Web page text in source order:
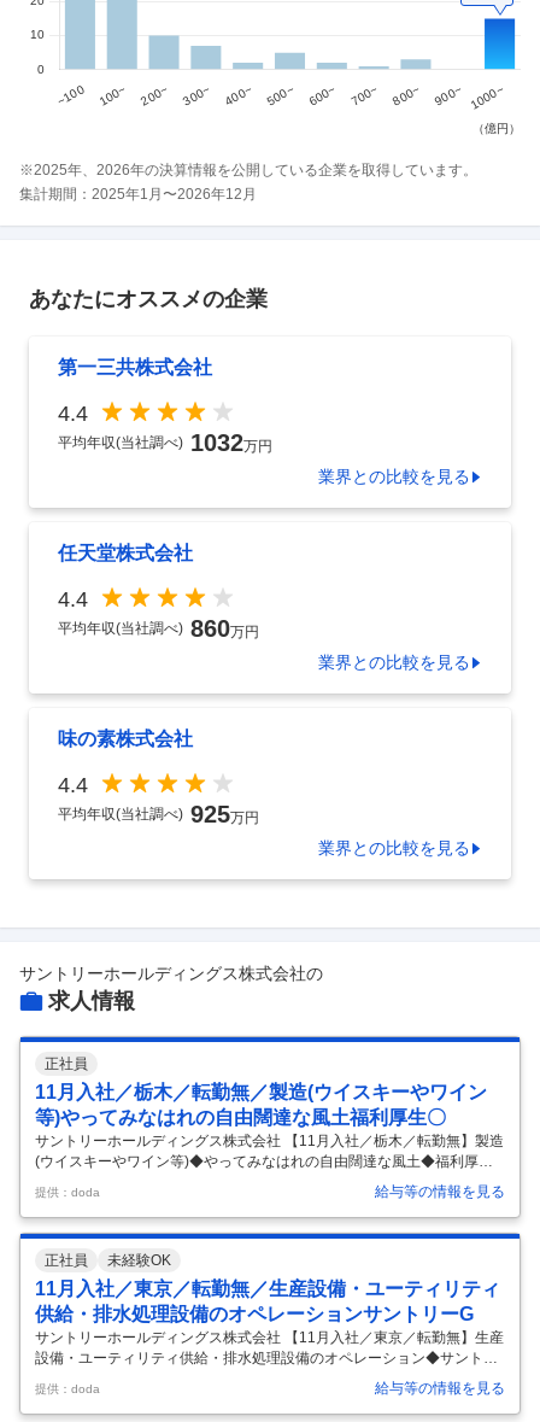
※2025年、 2026年の決算情報を公開している企業を取得しています。
集計期間： 2025年1 月〜2026年12 月
あなたにオススメの企業
第一三共株式会社
4.4
平均年収(当社調べ) 1032万円
業界との比較を見る
任天堂株式会社
4.4
平均年収(当社調べ) 860万円
業界との比較を見る
味の素株式会社
4.4
平均年収(当社調べ) 925万円
業界との比較を見る
サントリーホールディングス株式会社の
求人情報
正社員
11月入社／栃木／転勤無／製造(ウイスキーやワイン
等)やってみなはれの自由闊達な風土福利厚生〇
サントリーホールディングス株式会社 【11月入社／栃木／転勤無】製造
(ウイスキーやワイン等)◆やってみなはれの自由闊達な風土◆福利厚生
〇 【仕事内容】 【11月入社／栃木／転勤無】製造(ウイスキーやワイン
等)◆やってみなはれの自由闊達な風土◆福利厚生〇 【具体的な仕事内
容】 【26年11月入社～業界最大手のサントリーグループで長期的なキ
ャリアが築ける～住宅補助有・福利厚生充実「やってみなはれ」の精神
が根付いている、自由闊達な企業風土／「強いものづくり現場」の実現
を共に目指していく新たなメンバーを募集中】 ■業務内容 ウイスキー・
RTD（缶チューハイ）・リキュール・ワインの製造業務に従事いただき
…
提供：doda 給与等の情報を見る
正社員 未経験OK
11月入社／東京／転勤無／生産設備・ユーティリティ
供給・排水処理設備のオペレーションサントリーG
サントリーホールディングス株式会社 【11月入社／東京／転勤無】生産
設備・ユーティリティ供給・排水処理設備のオペレーション◆サントリ
ーG 【仕事内容】 【11月入社／東京／転勤無】生産設備・ユーティリテ
ィ供給・排水処理設備のオペレーション◆サントリーG 【具体的な仕事
提供：doda 給与等の情報を見る